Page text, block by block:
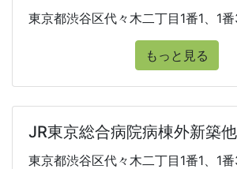
東京都渋谷区代々木二丁目1番1、1
もっと見る
JR東京総合病院病棟外新築他
東京都渋谷区代々木二丁目1番1、1